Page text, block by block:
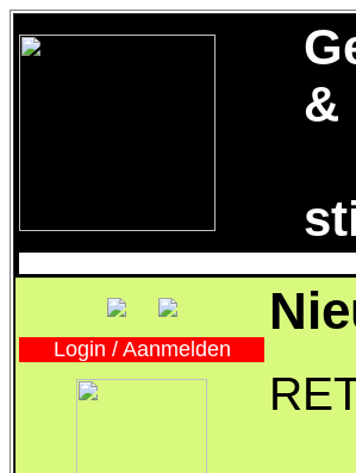
&
Login / Aanmelden